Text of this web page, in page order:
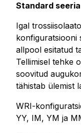
Standard
Igal
konfiguratsiooni
allpool esitatud
Tellimisel tehke
soovitud
tähistab ülemist
WRI-
YY, IM, YM ja